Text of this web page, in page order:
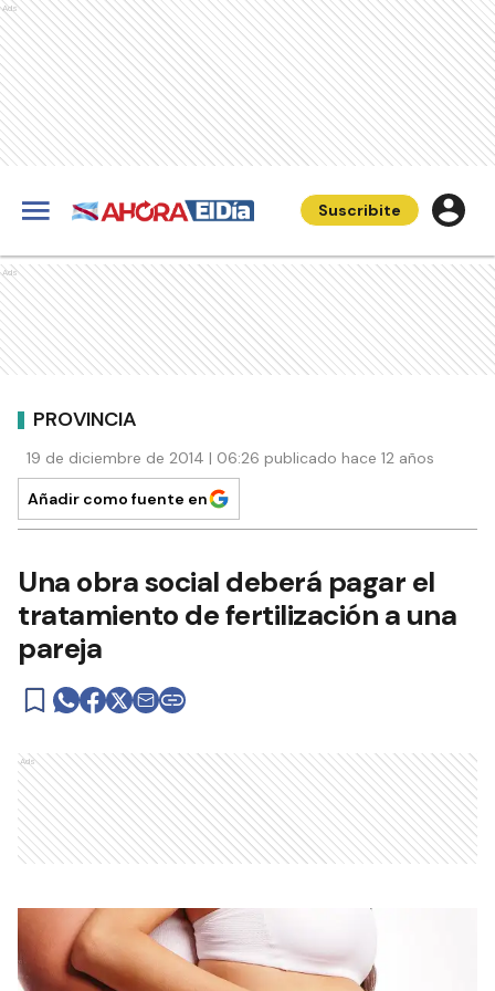
Ads
Suscribite
Ads
PROVINCIA
19 de diciembre de 2014 | 06:26 publicado hace 12 años
Añadir como fuente en
Una obra social deberá pagar el
tratamiento de fertilización a una
pareja
Ads